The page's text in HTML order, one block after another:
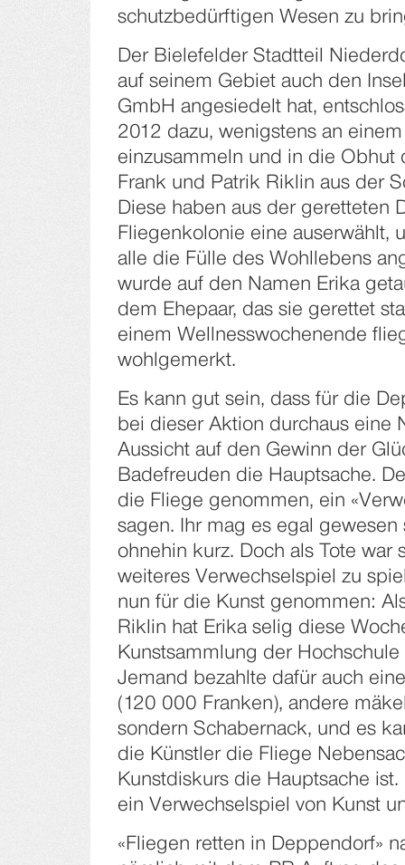
schutzbedürftigen Wesen zu
Der Bielefelder Stadtteil
auf seinem Gebiet auch den
GmbH angesiedelt hat,
2012 dazu, wenigstens an
einzusammeln und in die Obhut
Frank und Patrik Riklin aus der
Diese haben aus der geretteten
Fliegenkolonie eine auserwählt,
alle die Fülle des Wohllebens
wurde auf den Namen Erika
dem Ehepaar, das sie gerettet
einem Wellnesswochenende
wohl­gemerkt.
Es kann gut sein, dass für die
bei dieser Aktion durchaus eine
Aussicht auf den Gewinn der
Badefreuden die Hauptsache.
die Fliege genommen, ein
­sagen. Ihr mag es egal
ohnehin kurz. Doch als Tote war
weiteres Verwechselspiel zu
nun für die Kunst genommen:
Riklin hat Erika selig diese
Kunstsammlung der
Jemand ­bezahlte dafür auch
(120 000 Franken), andere
sondern Schabernack, und es
die Künstler die Fliege
Kunstdiskurs die Hauptsache
ein Verwechselspiel von Kunst
«Fliegen retten in Deppendorf»